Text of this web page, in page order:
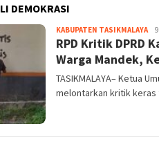
DEMOKRASI
KABUPATEN TASIKMALAYATim
RPD Kritik DPRD
Warga Mandek,
TASIKMALAYA– Ketua
melontarkan kritik keras